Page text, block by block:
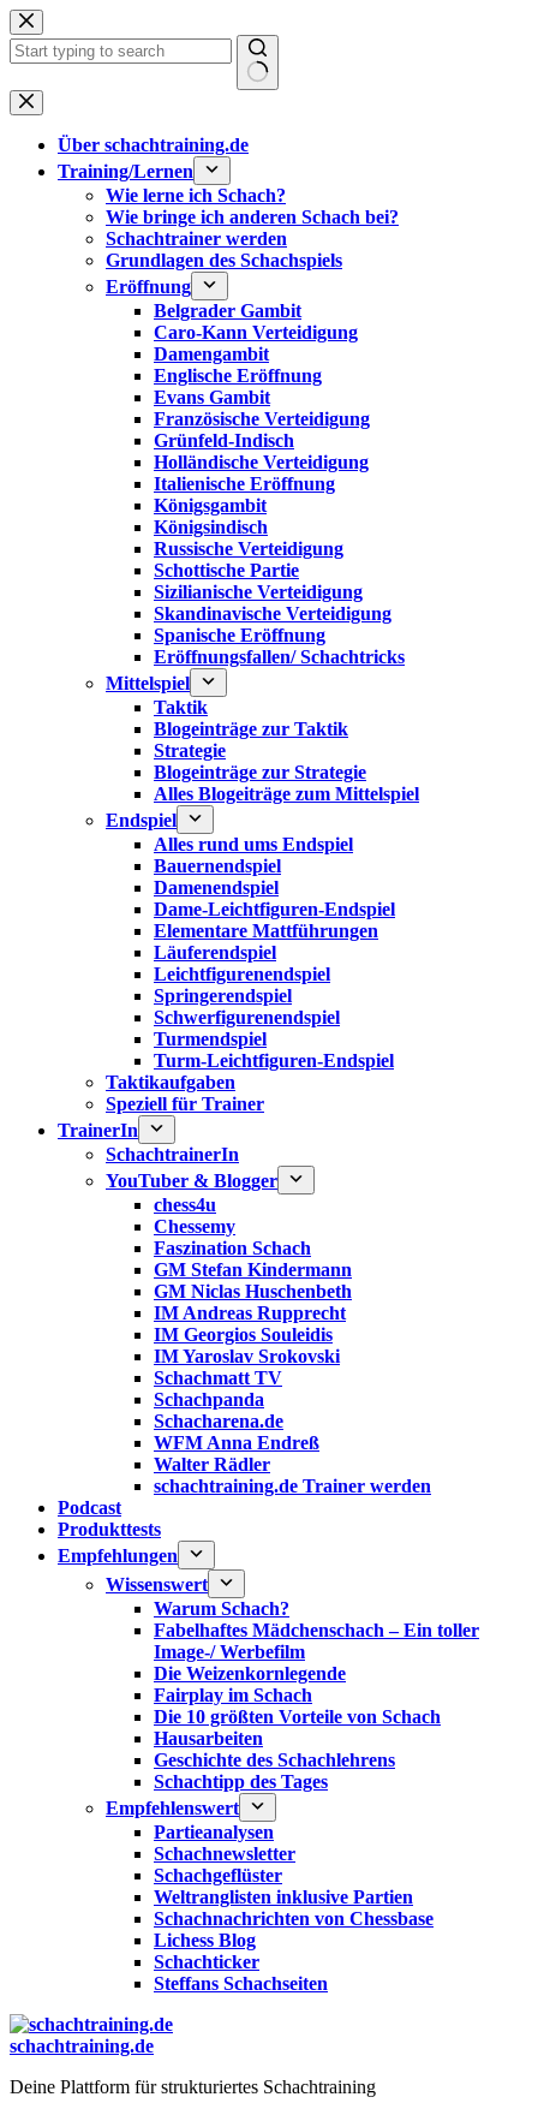
Zum
Inhalt
springen
Keine
Ergebnisse
Über schachtraining.de
Training/Lernen
Wie lerne ich Schach?
Wie bringe ich anderen Schach bei?
Schachtrainer werden
Grundlagen des Schachspiels
Eröffnung
Belgrader Gambit
Caro-Kann Verteidigung
Damengambit
Englische Eröffnung
Evans Gambit
Französische Verteidigung
Grünfeld-Indisch
Holländische Verteidigung
Italienische Eröffnung
Königsgambit
Königsindisch
Russische Verteidigung
Schottische Partie
Sizilianische Verteidigung
Skandinavische Verteidigung
Spanische Eröffnung
Eröffnungsfallen/ Schachtricks
Mittelspiel
Taktik
Blogeinträge zur Taktik
Strategie
Blogeinträge zur Strategie
Alles Blogeiträge zum Mittelspiel
Endspiel
Alles rund ums Endspiel
Bauernendspiel
Damenendspiel
Dame-Leichtfiguren-Endspiel
Elementare Mattführungen
Läuferendspiel
Leichtfigurenendspiel
Springerendspiel
Schwerfigurenendspiel
Turmendspiel
Turm-Leichtfiguren-Endspiel
Taktikaufgaben
Speziell für Trainer
TrainerIn
SchachtrainerIn
YouTuber & Blogger
chess4u
Chessemy
Faszination Schach
GM Stefan Kindermann
GM Niclas Huschenbeth
IM Andreas Rupprecht
IM Georgios Souleidis
IM Yaroslav Srokovski
Schachmatt TV
Schachpanda
Schacharena.de
WFM Anna Endreß
Walter Rädler
schachtraining.de Trainer werden
Podcast
Produkttests
Empfehlungen
Wissenswert
Warum Schach?
Fabelhaftes Mädchenschach – Ein toller
Image-/ Werbefilm
Die Weizenkornlegende
Fairplay im Schach
Die 10 größten Vorteile von Schach‎
Hausarbeiten
Geschichte des Schachlehrens
Schachtipp des Tages
Empfehlenswert
Partieanalysen
Schachnewsletter
Schachgeflüster
Weltranglisten inklusive Partien
Schachnachrichten von Chessbase
Lichess Blog
Schachticker
Steffans Schachseiten
schachtraining.de
Deine Plattform für strukturiertes Schachtraining